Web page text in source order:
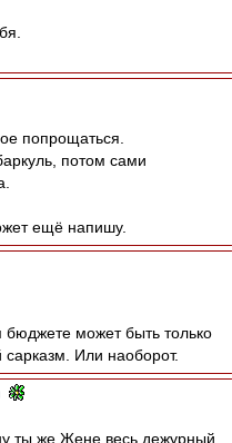
попрощаться.
потом сами
ещё напишу.
может быть только
Или наоборот.
ты же Жене весь дежурный